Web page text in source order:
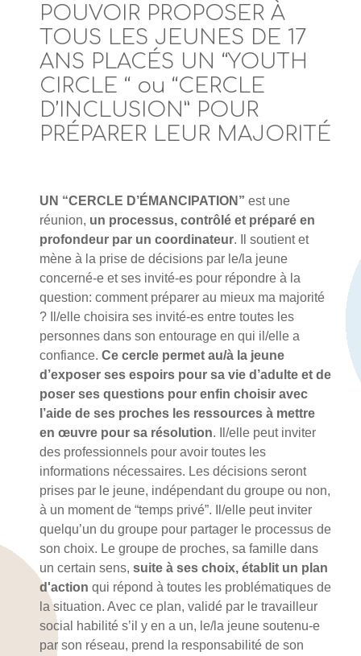
POUVOIR PROPOSER À
TOUS LES JEUNES DE 17
ANS PLACÉS UN “YOUTH
CIRCLE “ ou “CERCLE
D’INCLUSION” POUR
PRÉPARER LEUR MAJORITÉ
UN “CERCLE D’ÉMANCIPATION” est une
réunion, un processus, contrôlé et préparé en
profondeur par un coordinateur. Il soutient et
mène à la prise de décisions par le/la jeune
concerné-e et ses invité-es pour répondre à la
question: comment préparer au mieux ma majorité
? Il/elle choisira ses invité-es entre toutes les
personnes dans son entourage en qui il/elle a
confiance. Ce cercle permet au/à la jeune
d’exposer ses espoirs pour sa vie d’adulte et de
poser ses questions pour enfin choisir avec
l’aide de ses proches les ressources à mettre
en œuvre pour sa résolution. Il/elle peut inviter
des professionnels pour avoir toutes les
informations nécessaires. Les décisions seront
prises par le jeune, indépendant du groupe ou non,
à un moment de “temps privé”. Il/elle peut inviter
quelqu’un du groupe pour partager le processus de
son choix. Le groupe de proches, sa famille dans
un certain sens, suite à ses choix, établit un plan
d'action qui répond à toutes les problématiques de
la situation. Avec ce plan, validé par le travailleur
social habilité s’il y en a un, le/la jeune soutenu-e
par son réseau, prend la responsabilité de son